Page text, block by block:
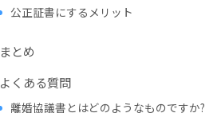
公正証書にするメリット
まとめ
よくある質問
離婚協議書とはどのようなものですか?